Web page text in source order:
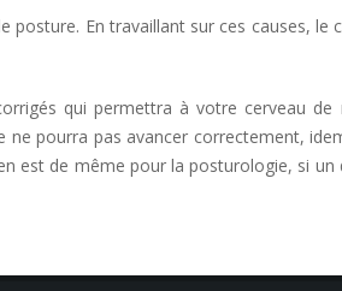
posture. En travaillant sur ces causes,
qui permettra à votre cerveau de
pourra pas avancer correctement,
est de même pour la posturologie, si un